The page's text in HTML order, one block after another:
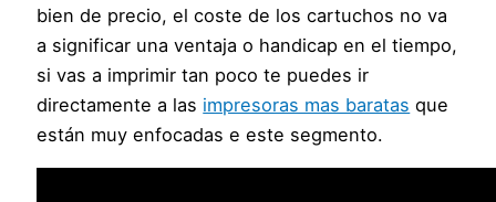
bien de precio, el coste de los cartuchos no va
a significar una ventaja o handicap en el tiempo,
si vas a imprimir tan poco te puedes ir
directamente a las impresoras mas baratas que
están muy enfocadas e este segmento.